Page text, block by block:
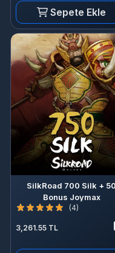
Sepete Ekle
SilkRoad 700 Silk + 50
Bonus Joymax
(4)
3,261.55 TL